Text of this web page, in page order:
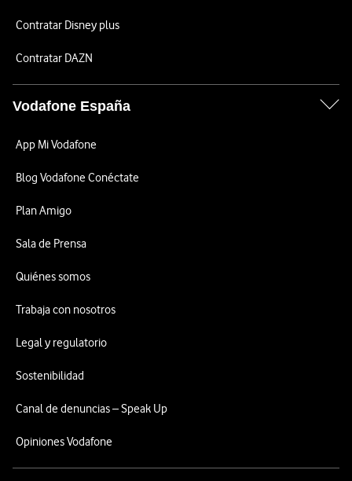
Contratar Disney plus
Contratar DAZN
Vodafone España
App Mi Vodafone
Blog Vodafone Conéctate
Plan Amigo
Sala de Prensa
Quiénes somos
Trabaja con nosotros
Legal y regulatorio
Sostenibilidad
Canal de denuncias – Speak Up
Opiniones Vodafone